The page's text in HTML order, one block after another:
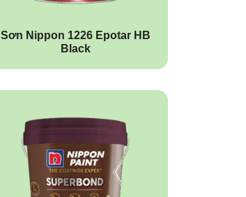
Sơn Nippon 1226 Epotar HB
Black